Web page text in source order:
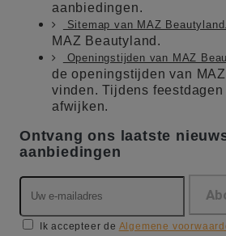
aanbiedingen.
Sitemap van MAZ Beautyland.
MAZ Beautyland.
Openingstijden van MAZ
de openingstijden van
vinden. Tijdens
afwijken.
Ontvang ons laatste
aanbiedingen
Ik accepteer de Algemene